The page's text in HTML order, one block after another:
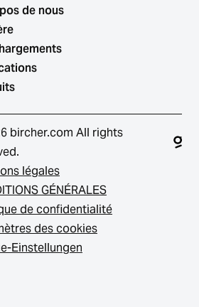
de nous
bircher.com All rights
légales
GÉNÉRALES
de confidentialité
des cookies
Einstellungen